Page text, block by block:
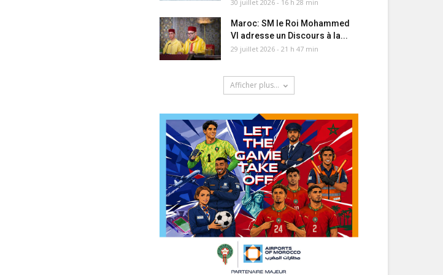
30 juillet 2026 - 16 h 28 min
Maroc: SM le Roi Mohammed
VI adresse un Discours à la...
29 juillet 2026 - 21 h 47 min
Afficher plus...